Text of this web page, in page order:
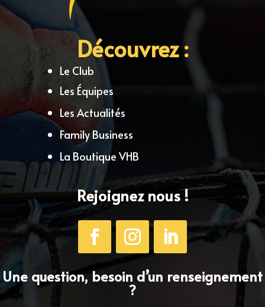
Découvrez :
Le Club
Les Équipes
Les Actualités
Family Business
La Boutique VHB
Rejoignez nous !
Une question, besoin d’un renseignement
?